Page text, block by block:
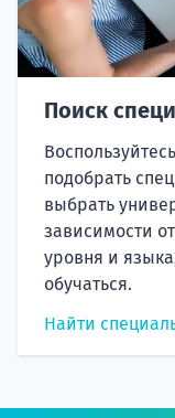
Поиск
подобрать
выбрать
зависимости
уровня и
обучаться.
Найти